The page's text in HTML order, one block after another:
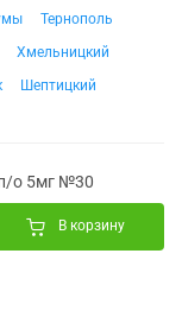
Тернополь
Хмельницкий
Шептицкий
о 5мг №30
В корзину